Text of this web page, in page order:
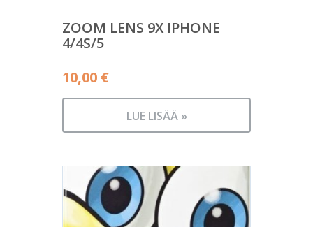
ZOOM LENS 9X IPHONE
4/4S/5
10,00 €
LUE LISÄÄ »